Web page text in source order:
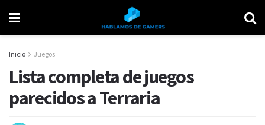
Inicio Juegos
Lista completa de juegos
parecidos a Terraria